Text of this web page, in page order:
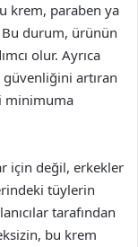
krem, paraben ya
durum, ürünün
olur. Ayrıca
artıran
minimuma
için değil, erkekler
tüylerin
tarafından
bu krem